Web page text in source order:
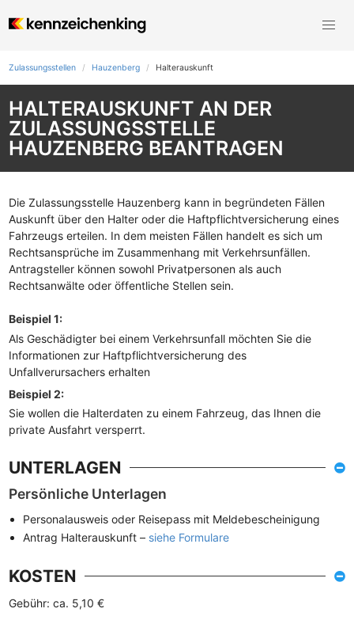
Zulassungsstellen Hauzenberg Halterauskunft
HALTERAUSKUNFT AN DER
ZULASSUNGSSTELLE
HAUZENBERG BEANTRAGEN
Die Zulassungsstelle Hauzenberg kann in begründeten Fällen
Auskunft über den Halter oder die Haftpflichtversicherung eines
Fahrzeugs erteilen. In dem meisten Fällen handelt es sich um
Rechtsansprüche im Zusammenhang mit Verkehrsunfällen.
Antragsteller können sowohl Privatpersonen als auch
Rechtsanwälte oder öffentliche Stellen sein.
Beispiel 1:
Als Geschädigter bei einem Verkehrsunfall möchten Sie die
Informationen zur Haftpflichtversicherung des
Unfallverursachers erhalten
Beispiel 2:
Sie wollen die Halterdaten zu einem Fahrzeug, das Ihnen die
private Ausfahrt versperrt.
UNTERLAGEN
Persönliche Unterlagen
Personalausweis oder Reisepass mit Meldebescheinigung
Antrag Halterauskunft – siehe Formulare
KOSTEN
Gebühr: ca. 5,10 €